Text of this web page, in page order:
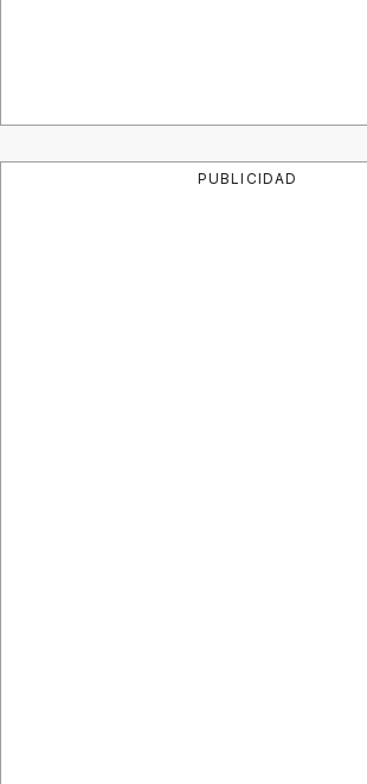
PUBLICIDAD